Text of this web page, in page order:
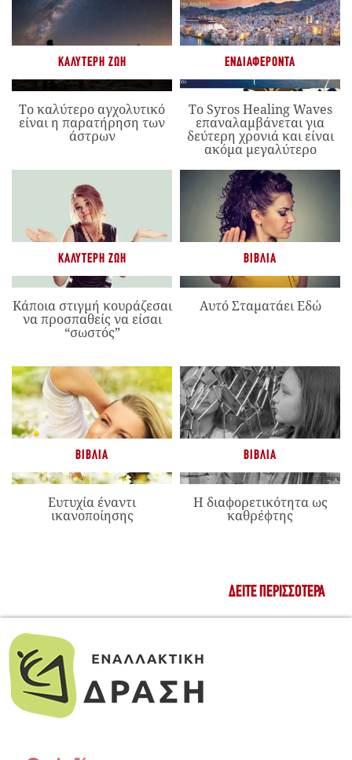
ΚΑΛΎΤΕΡΗ ΖΩΉ
Το καλύτερο αγχολυτικό
είναι η παρατήρηση των
άστρων
ΕΝΔΙΑΦΈΡΟΝΤΑ
Το Syros Healing Waves
επαναλαμβάνεται για
δεύτερη χρονιά και είναι
ακόμα μεγαλύτερο
ΚΑΛΎΤΕΡΗ ΖΩΉ
Κάποια στιγμή κουράζεσαι
να προσπαθείς να είσαι
“σωστός”
ΒΙΒΛΊΑ
Αυτό Σταματάει Εδώ
ΒΙΒΛΊΑ
Ευτυχία έναντι
ικανοποίησης
ΒΙΒΛΊΑ
Η διαφορετικότητα ως
καθρέφτης
ΔΕΊΤΕ ΠΕΡΙΣΣΌΤΕΡΑ